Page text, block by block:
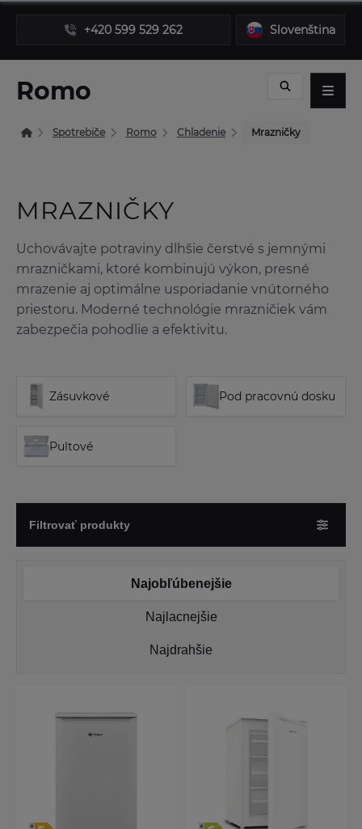
+420 599 529 262 Slovenština
Romo
Spotrebiče Romo Chladenie Mrazničky
MRAZNIČKY
Uchovávajte potraviny dlhšie čerstvé s jemnými
mrazničkami, ktoré kombinujú výkon, presné
mrazenie aj optimálne usporiadanie vnútorného
priestoru. Moderné technológie mrazničiek vám
zabezpečia pohodlie a efektivitu.
Zásuvkové Pod pracovnú dosku
Pultové
Filtrovať produkty
Najobľúbenejšie
Najlacnejšie
Najdrahšie